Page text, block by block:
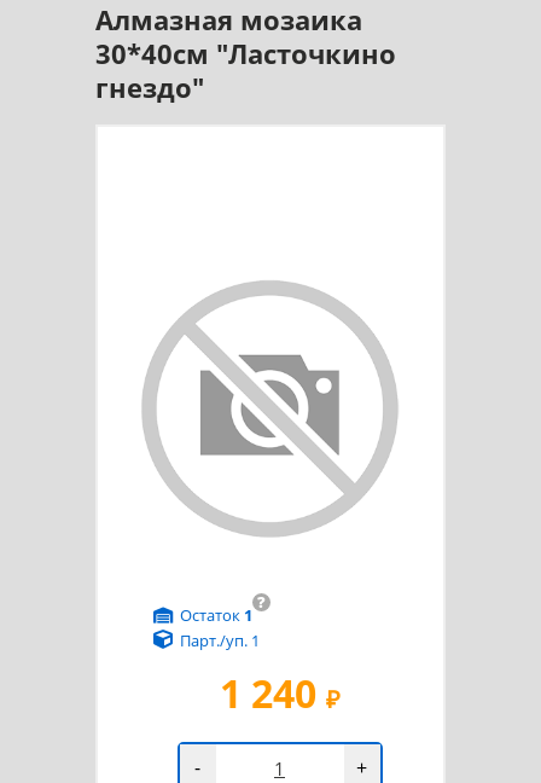
Алмазная мозаика
30*40см "Ласточкино
гнездо"
1 240 ₽
?
Остаток 1
Парт./уп. 1
- +